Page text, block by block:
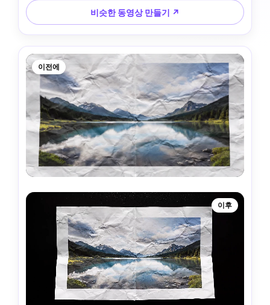
비슷한 동영상 만들기 ↗
이전에
이후